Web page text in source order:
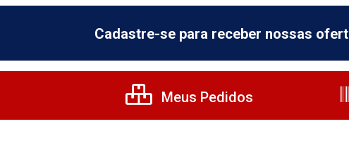
Cadastre-se para receber nossas
Meus Pedidos